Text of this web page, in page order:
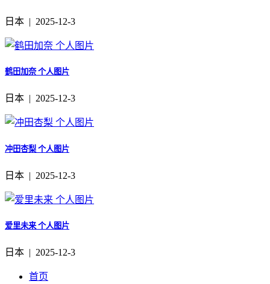
日本 | 2025-12-3
鹤田加奈 个人图片
日本 | 2025-12-3
冲田杏梨 个人图片
日本 | 2025-12-3
爱里未来 个人图片
日本 | 2025-12-3
首页